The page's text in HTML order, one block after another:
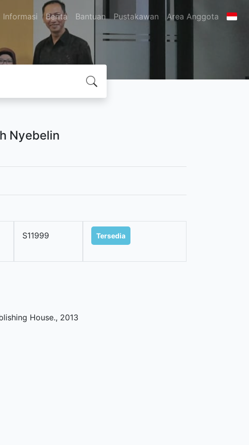
Informasi Berita Bantuan Pustakawan Area Anggota
Nyebelin
S11999 Tersedia
House., 2013